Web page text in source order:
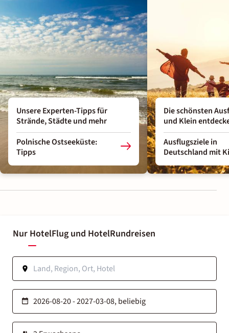
Unsere Experten-Tipps für
Strände, Städte und mehr
Polnische Ostseeküste:
Tipps
Die schönsten
und Klein
Ausflugsziele in
Deutschland mit
Nur HotelFlug und HotelRundreisen